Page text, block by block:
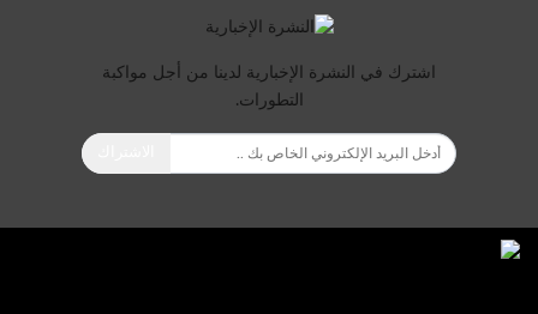
اشترك في النشرة الإخبارية لدينا من أجل مواكبة
التطورات.